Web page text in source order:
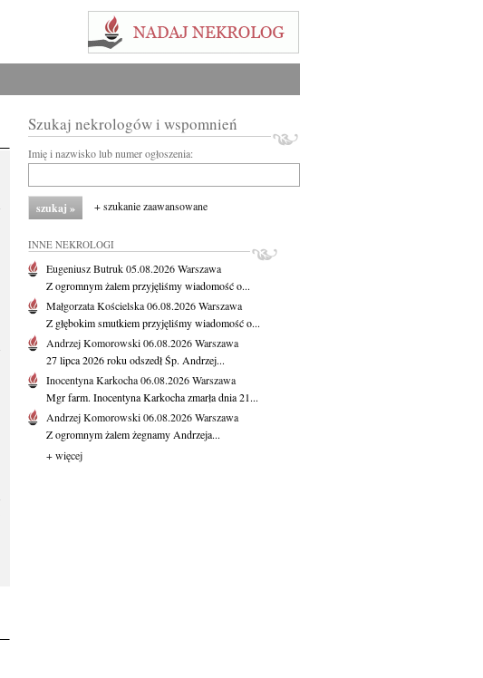
Szukaj nekrologów i wspomnień
Imię i nazwisko lub numer ogłoszenia:
+ szukanie zaawansowane
INNE NEKROLOGI
Eugeniusz Butruk05.08.2026Warszawa
Z ogromnym żalem przyjęliśmy wiadomość o...
Małgorzata Kościelska06.08.2026Warszawa
Z głębokim smutkiem przyjęliśmy wiadomość o...
Andrzej Komorowski06.08.2026Warszawa
27 lipca 2026 roku odszedł Śp. Andrzej...
Inocentyna Karkocha06.08.2026Warszawa
Mgr farm. Inocentyna Karkocha zmarła dnia 21...
Andrzej Komorowski06.08.2026Warszawa
Z ogromnym żalem żegnamy Andrzeja...
+ więcej